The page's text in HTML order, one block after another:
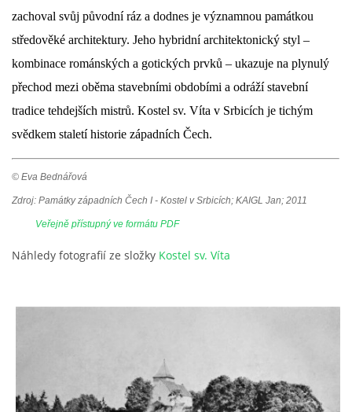
zachoval svůj původní ráz a dodnes je významnou památkou
středověké architektury. Jeho hybridní architektonický styl –
kombinace románských a gotických prvků – ukazuje na plynulý
přechod mezi oběma stavebními obdobími a odráží stavební
tradice tehdejších mistrů. Kostel sv. Víta v Srbicích je tichým
svědkem staletí historie západních Čech.
© Eva Bednářová
Zdroj: Památky západních Čech I - Kostel v Srbicích; KAIGL Jan; 2011
Veřejně přístupný ve formátu PDF
Náhledy fotografií ze složky Kostel sv. Víta